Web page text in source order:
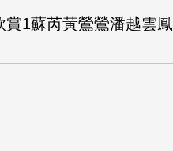
1蘇芮黃鶯鶯潘越雲鳳